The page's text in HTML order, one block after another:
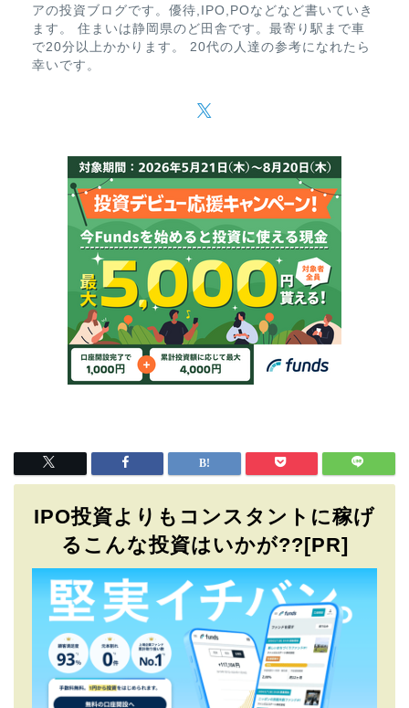
アの投資ブログです。優待,IPO,POなどなど書いていき
ます。 住まいは静岡県のど田舎です。最寄り駅まで車
で20分以上かかります。 20代の人達の参考になれたら
幸いです。
IPO投資よりもコンスタントに稼げ
るこんな投資はいかが??[PR]